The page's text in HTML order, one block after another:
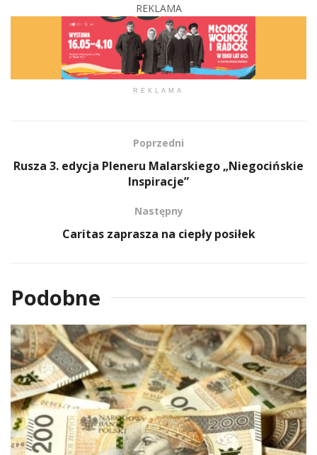
REKLAMA
REKLAMA
Poprzedni
Rusza 3. edycja Pleneru Malarskiego „Niegocińskie
Inspiracje”
Następny
Caritas zaprasza na ciepły posiłek
Podobne